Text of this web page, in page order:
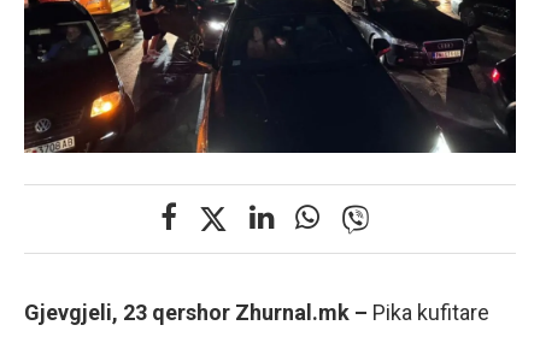
Gjevgjeli, 23 qershor Zhurnal.mk – Pika kufitare